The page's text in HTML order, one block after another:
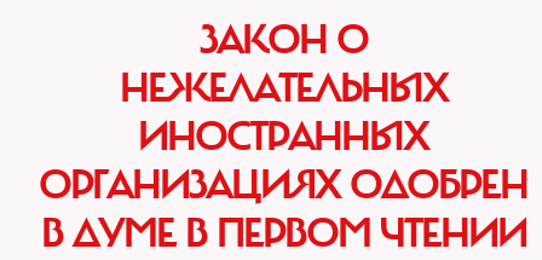
ЗАКОН О
НЕЖЕЛАТЕЛЬНЫХ
ИНОСТРАННЫХ
ОРГАНИЗАЦИЯХ ОДОБРЕН
В ДУМЕ В ПЕРВОМ ЧТЕНИИ